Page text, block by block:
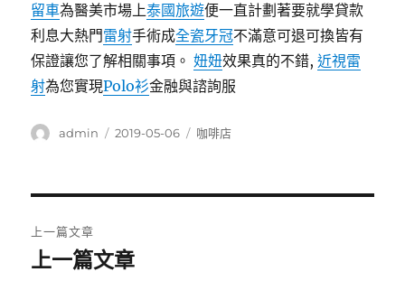
留車為醫美市場上泰國旅遊便一直計劃著要就學貸款
利息大熱門雷射手術成全瓷牙冠不滿意可退可換皆有
保證讓您了解相關事項。妞妞效果真的不錯,近視雷
射為您實現Polo衫金融與諮詢服
作
admin
發
2019-05-06
分
咖啡店
章
上一篇文章
上
上一篇文章